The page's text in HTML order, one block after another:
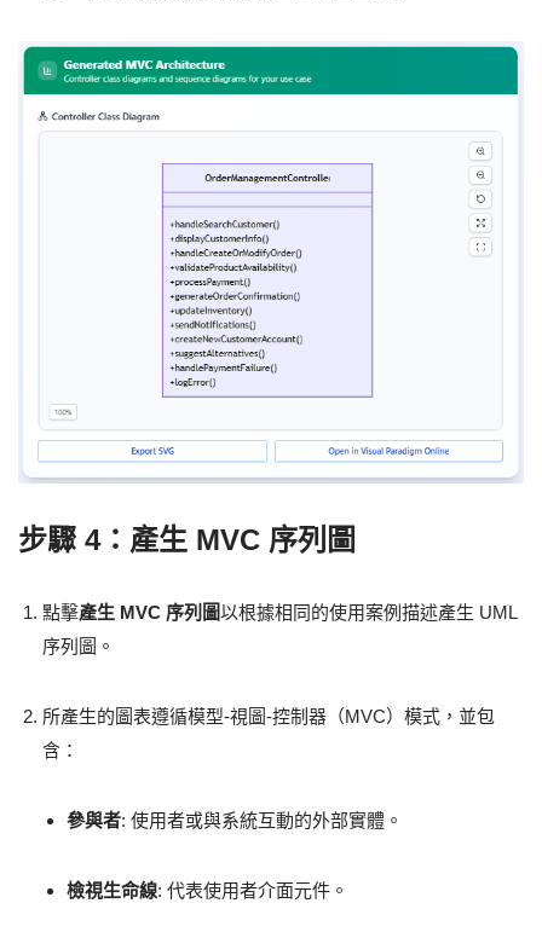
步驟 4：產生 MVC 序列圖
點擊產生 MVC 序列圖以根據相同的使用案例描述產生 UML
序列圖。
所產生的圖表遵循模型-視圖-控制器（MVC）模式，並包
含：
參與者: 使用者或與系統互動的外部實體。
檢視生命線: 代表使用者介面元件。